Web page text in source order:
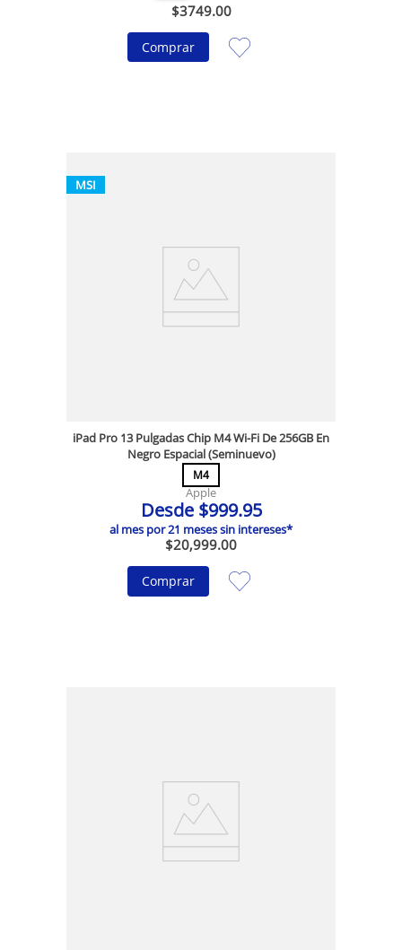
$3749.00
Comprar
MSI
iPad Pro 13 Pulgadas Chip M4 Wi-Fi De 256GB En
Negro Espacial (Seminuevo)
M4
Apple
Desde $999.95
al mes por21 meses sin intereses*
$20,999.00
Comprar